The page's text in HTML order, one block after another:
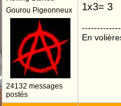
Gourou Pigeonneux
24132 messages
postés
1x3= 3
En